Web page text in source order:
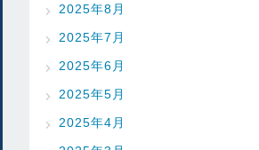
2025年8月
2025年7月
2025年6月
2025年5月
2025年4月